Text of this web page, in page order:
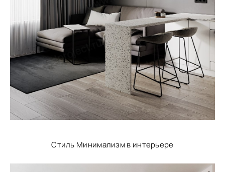
Стиль Минимализм в интерьере